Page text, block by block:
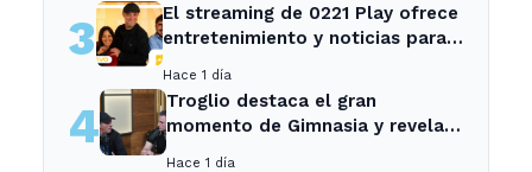
3
El streaming de 0221 Play ofrece
entretenimiento y noticias para
Ensenada.
Hace 1 día
4
Troglio destaca el gran
momento de Gimnasia y revela
Hace 1 día